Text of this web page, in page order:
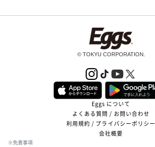
© TOKYU CORPORATION.
Eggs について
よくある質問 / お問い合わせ
利用規約 / プライバシーポリシー
会社概要
※免責事項